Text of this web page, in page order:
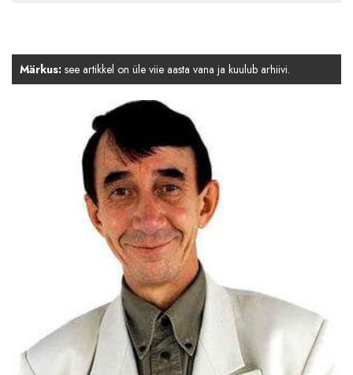
Märkus: see artikkel on üle viie aasta vana ja kuulub arhiivi.